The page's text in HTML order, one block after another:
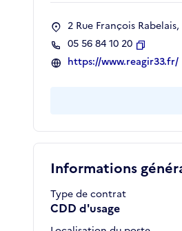
Informations
Type de contrat
CDD d'usage
2 Rue François
05 56 84 10 20
Copier
https://www.reagir33.fr/